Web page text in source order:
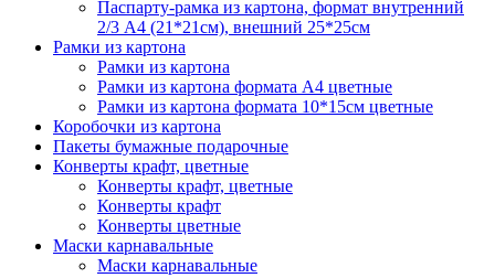
Паспарту-рамка из картона, формат внутренний
2/3 А4 (21*21см), внешний 25*25см
Рамки из картона
Рамки из картона
Рамки из картона формата А4 цветные
Рамки из картона формата 10*15см цветные
Коробочки из картона
Пакеты бумажные подарочные
Конверты крафт, цветные
Конверты крафт, цветные
Конверты крафт
Конверты цветные
Маски карнавальные
Маски карнавальные